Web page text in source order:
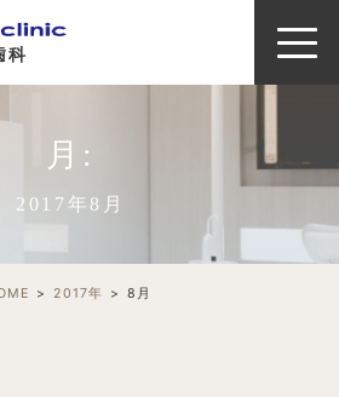
科
月:
2017年8月
2017年 8 月